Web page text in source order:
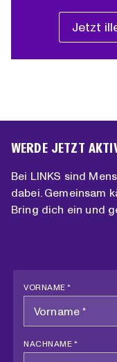
Jetzt
WERDE JETZT
Bei LINKS sind
dabei. Gemeinsam
Bring dich ein und
VORNAME *
NACHNAME *